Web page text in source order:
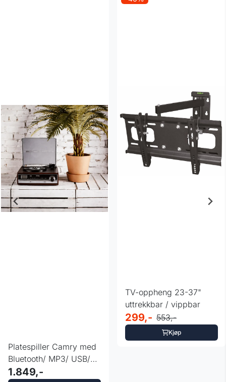
Platespiller Camry med
Bluetooth/ MP3/ USB/
SD/ opptak
1.849,-
TV-oppheng 23-37"
uttrekkbar / vippbar
299,- 553,-
Kjøp